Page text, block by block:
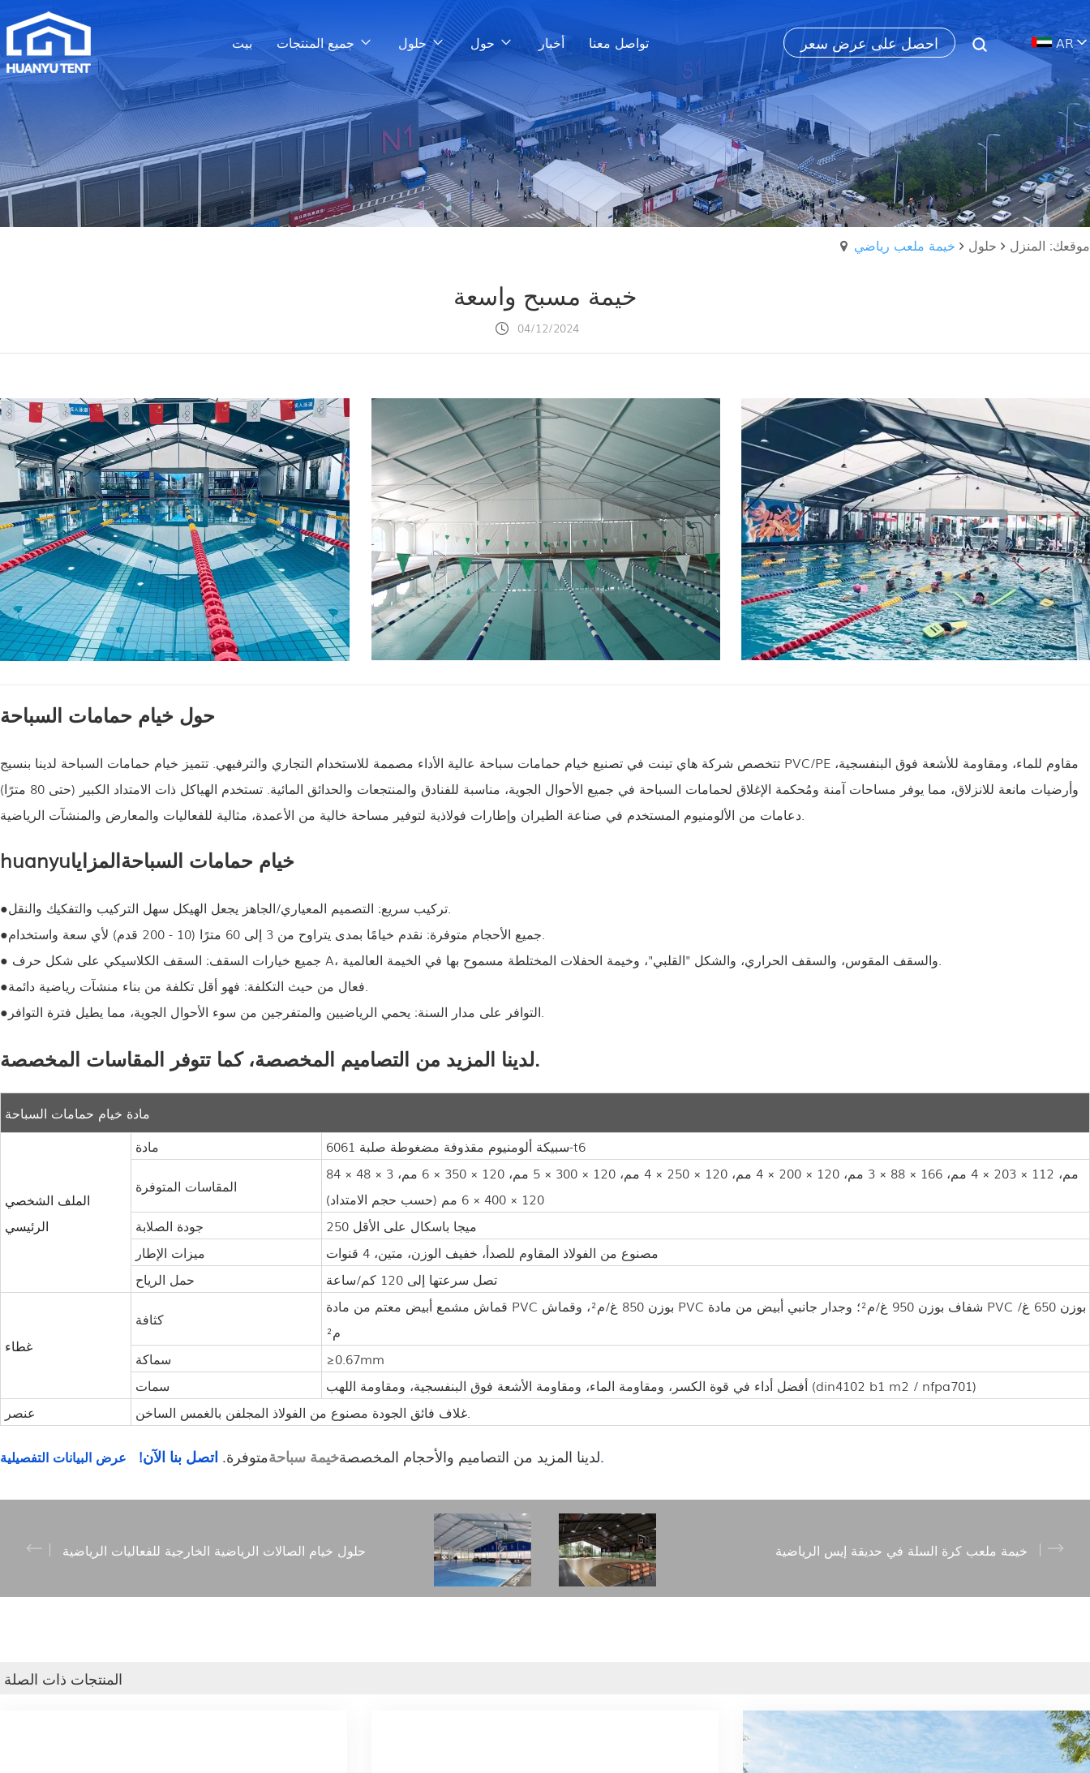
بيت جميع المنتجات حلول حول أخبار تواصل معنا احصل على عرض سعر AR
موقعك: المنزل حلول خيمة ملعب رياضي
خيمة مسبح واسعة
04/12/2024
حول خيام حمامات السباحة
تتخصص شركة هاي تينت في تصنيع خيام حمامات سباحة عالية الأداء مصممة للاستخدام التجاري والترفيهي. تتميز خيام حمامات السباحة لدينا بنسيج PVC/PE مقاوم للماء، ومقاومة للأشعة فوق البنفسجية،
وأرضيات مانعة للانزلاق، مما يوفر مساحات آمنة ومُحكمة الإغلاق لحمامات السباحة في جميع الأحوال الجوية، مناسبة للفنادق والمنتجعات والحدائق المائية. تستخدم الهياكل ذات الامتداد الكبير (حتى 80 مترًا)
دعامات من الألومنيوم المستخدم في صناعة الطيران وإطارات فولاذية لتوفير مساحة خالية من الأعمدة، مثالية للفعاليات والمعارض والمنشآت الرياضية.
huanyu خيام حمامات السباحةالمزايا
●
تركيب سريع: التصميم المعياري/الجاهز يجعل الهيكل سهل التركيب والتفكيك والنقل.
●
جميع الأحجام متوفرة: نقدم خيامًا بمدى يتراوح من 3 إلى 60 مترًا (10 - 200 قدم) لأي سعة واستخدام.
● جميع خيارات السقف: السقف الكلاسيكي على شكل حرف A، والسقف المقوس، والسقف الحراري، والشكل "القلبي"، وخيمة الحفلات المختلطة مسموح بها في الخيمة العالمية.
●
فعال من حيث التكلفة: فهو أقل تكلفة من بناء منشآت رياضية دائمة.
●
التوافر على مدار السنة: يحمي الرياضيين والمتفرجين من سوء الأحوال الجوية، مما يطيل فترة التوافر.
لدينا المزيد من التصاميم المخصصة، كما تتوفر المقاسات المخصصة.
مادة خيام حمامات السباحة
الملف الشخصي
الرئيسي
مادة سبيكة ألومنيوم مقذوفة مضغوطة صلبة 6061-t6
المقاسات المتوفرة
84 × 48 × 3 مم، 112 × 203 × 4 مم، 166 × 88 × 3 مم، 120 × 200 × 4 مم، 120 × 250 × 4 مم، 120 × 300 × 5 مم، 120 × 350 × 6 مم،
120 × 400 × 6 مم (حسب حجم الامتداد)
جودة الصلابة
250 ميجا باسكال على الأقل
ميزات الإطار
مصنوع من الفولاذ المقاوم للصدأ، خفيف الوزن، متين، 4 قنوات
حمل الرياح
تصل سرعتها إلى 120 كم/ساعة
غطاء
كثافة
قماش مشمع أبيض معتم من مادة PVC بوزن 850 غ/م²، وقماش PVC شفاف بوزن 950 غ/م²؛ وجدار جانبي أبيض من مادة PVC بوزن 650 غ/
م²
سماكة
≥0.67mm
سمات
أفضل أداء في قوة الكسر، ومقاومة الماء، ومقاومة الأشعة فوق البنفسجية، ومقاومة اللهب (din4102 b1 m2 / nfpa701)
عنصر
غلاف فائق الجودة مصنوع من الفولاذ المجلفن بالغمس الساخن.
لدينا المزيد من التصاميم والأحجام المخصصةخيمة سباحةمتوفرة. اتصل بنا الآن! عرض البيانات التفصيلية.
حلول خيام الصالات الرياضية الخارجية للفعاليات الرياضية خيمة ملعب كرة السلة في حديقة إيس الرياضية
المنتجات ذات الصلة